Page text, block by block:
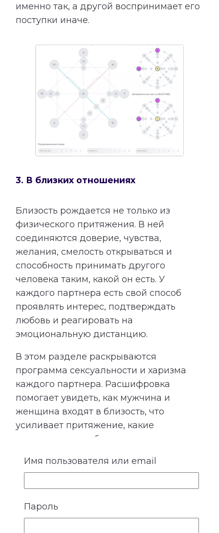
именно так, а другой воспринимает его
поступки иначе.
3. В близких отношениях
Близость рождается не только из
физического притяжения. В ней
соединяются доверие, чувства,
желания, смелость открываться и
способность принимать другого
человека таким, какой он есть. У
каждого партнера есть свой способ
проявлять интерес, подтверждать
любовь и реагировать на
эмоциональную дистанцию.
В этом разделе раскрываются
программа сексуальности и харизма
каждого партнера. Расшифровка
помогает увидеть, как мужчина и
женщина входят в близость, что
усиливает притяжение, какие
ожидания могут быть невысказанными
относиться к границам друг друга.
Имя пользователя или email
Пароль